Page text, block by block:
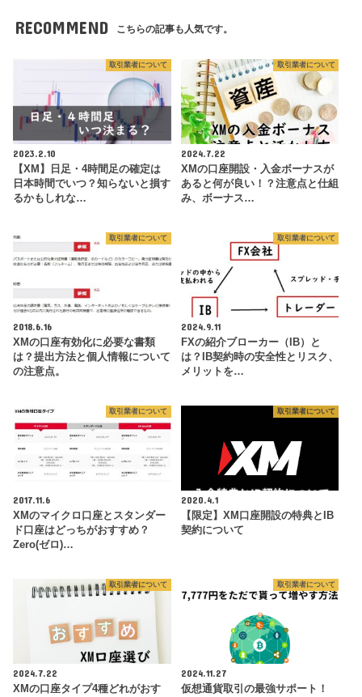
RECOMMEND こちらの記事も人気です。
取引業者について
2023.2.10
【XM】日足・4時間足の確定は
日本時間でいつ？知らないと損す
るかもしれな…
取引業者について
2024.7.22
XMの口座開設・入金ボーナスが
あると何が良い！？注意点と仕組
み、ボーナス…
取引業者について
2018.6.16
XMの口座有効化に必要な書類
は？提出方法と個人情報について
の注意点。
取引業者について
2024.9.11
FXの紹介ブローカー（IB）と
は？IB契約時の安全性とリスク、
メリットを…
取引業者について
2017.11.6
XMのマイクロ口座とスタンダー
ド口座はどっちがおすすめ？
Zero(ゼロ)…
取引業者について
2020.4.1
【限定】XM口座開設の特典とIB
契約について
取引業者について
2024.7.22
XMの口座タイプ4種どれがおす
取引業者について
2024.11.27
仮想通貨取引の最強サポート！